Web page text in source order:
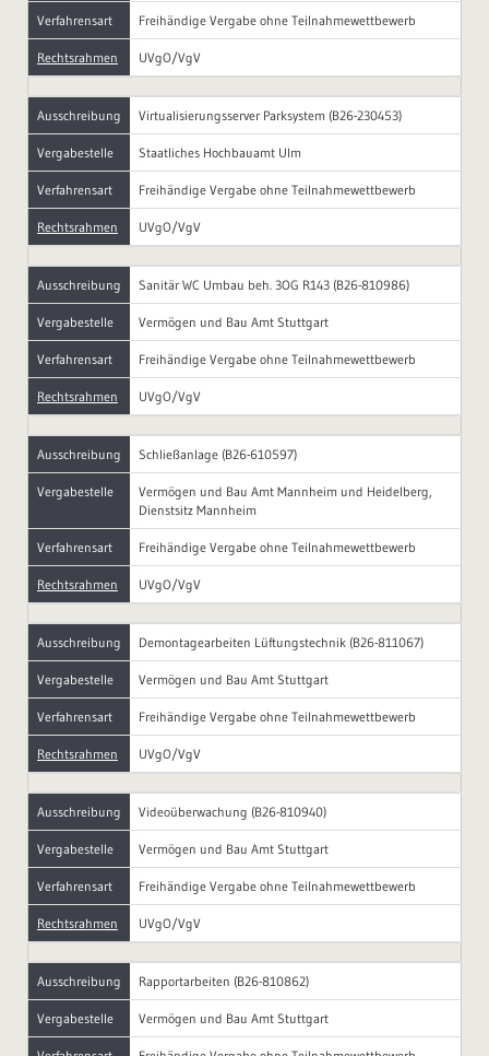
Verfahrensart Freihändige Vergabe ohne Teilnahmewettbewerb
Rechtsrahmen UVgO/VgV
Ausschreibung Virtualisierungsserver Parksystem (B26-230453)
Vergabestelle Staatliches Hochbauamt Ulm
Verfahrensart Freihändige Vergabe ohne Teilnahmewettbewerb
Rechtsrahmen UVgO/VgV
Ausschreibung Sanitär WC Umbau beh. 3OG R143 (B26-810986)
Vergabestelle Vermögen und Bau Amt Stuttgart
Verfahrensart Freihändige Vergabe ohne Teilnahmewettbewerb
Rechtsrahmen UVgO/VgV
Ausschreibung Schließanlage (B26-610597)
Vergabestelle
Vermögen und Bau Amt Mannheim und Heidelberg,
Dienstsitz Mannheim
Verfahrensart Freihändige Vergabe ohne Teilnahmewettbewerb
Rechtsrahmen UVgO/VgV
Ausschreibung Demontagearbeiten Lüftungstechnik (B26-811067)
Vergabestelle Vermögen und Bau Amt Stuttgart
Verfahrensart Freihändige Vergabe ohne Teilnahmewettbewerb
Rechtsrahmen UVgO/VgV
Ausschreibung Videoüberwachung (B26-810940)
Vergabestelle Vermögen und Bau Amt Stuttgart
Verfahrensart Freihändige Vergabe ohne Teilnahmewettbewerb
Rechtsrahmen UVgO/VgV
Ausschreibung Rapportarbeiten (B26-810862)
Vergabestelle Vermögen und Bau Amt Stuttgart